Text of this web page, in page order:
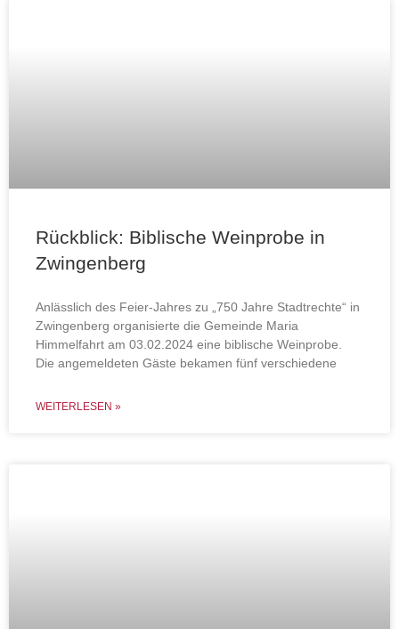
Rückblick: Biblische Weinprobe in
Zwingenberg
Anlässlich des Feier-Jahres zu „750 Jahre Stadtrechte“ in
Zwingenberg organisierte die Gemeinde Maria
Himmelfahrt am 03.02.2024 eine biblische Weinprobe.
Die angemeldeten Gäste bekamen fünf verschiedene
WEITERLESEN »